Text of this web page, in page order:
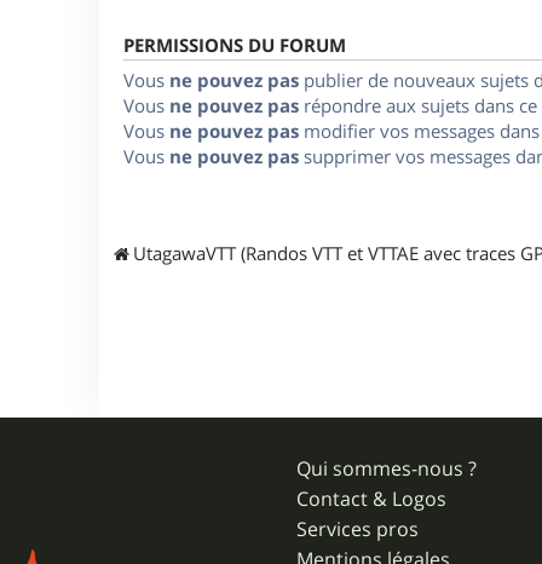
PERMISSIONS DU FORUM
Vous ne pouvez pas publier de nouveaux sujets
Vous ne pouvez pas répondre aux sujets dans
Vous ne pouvez pas modifier vos messages
Vous ne pouvez pas supprimer vos messages
UtagawaVTT (Randos VTT et VTTAE avec traces
Qui sommes-nous ?
Contact & Logos
Services pros